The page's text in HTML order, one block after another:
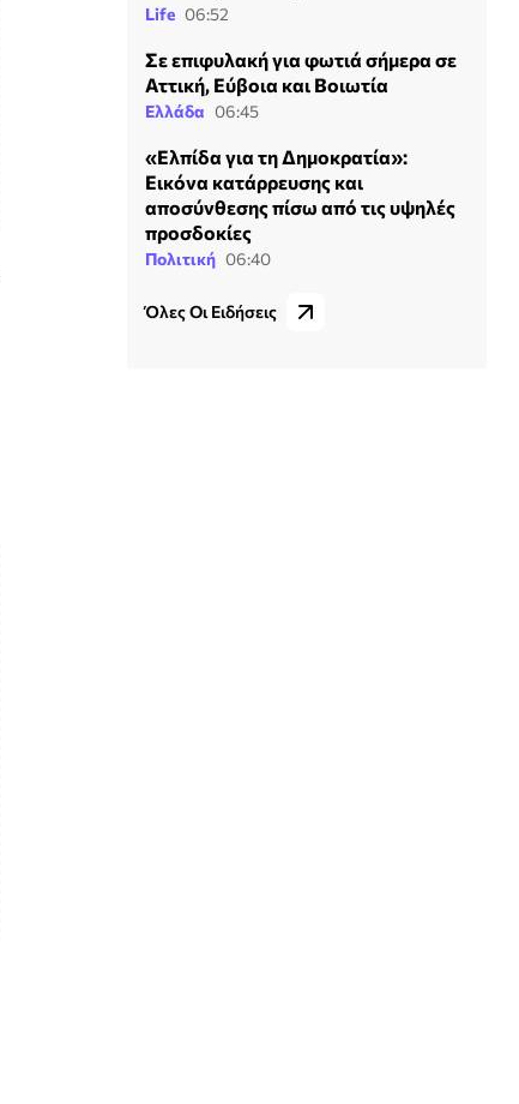
Life 06:52
Σε επιφυλακή για φωτιά σήμερα σε
Αττική, Εύβοια και Βοιωτία
Ελλάδα 06:45
«Ελπίδα για τη Δημοκρατία»:
Εικόνα κατάρρευσης και
αποσύνθεσης πίσω από τις υψηλές
προσδοκίες
Πολιτική 06:40
Όλες Οι Ειδήσεις